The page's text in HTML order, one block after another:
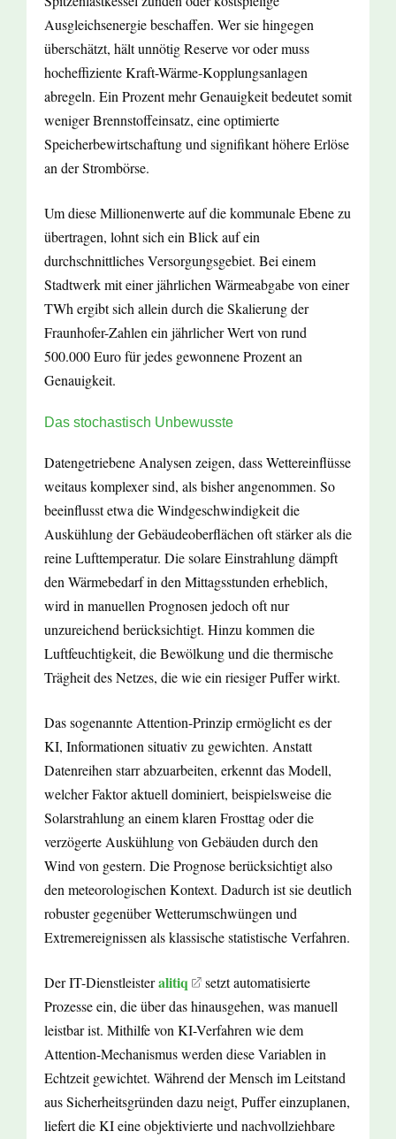
Ausgleichsenergie beschaffen. Wer sie hingegen
überschätzt, hält unnötig Reserve vor oder muss
hocheffiziente Kraft-Wärme-Kopplungsanlagen
abregeln. Ein Prozent mehr Genauigkeit bedeutet somit
weniger Brennstoffeinsatz, eine optimierte
Speicherbewirtschaftung und signifikant höhere Erlöse
an der Strombörse.
Um diese Millionenwerte auf die kommunale Ebene zu
übertragen, lohnt sich ein Blick auf ein
durchschnittliches Versorgungsgebiet. Bei einem
Stadtwerk mit einer jährlichen Wärmeabgabe von einer
TWh ergibt sich allein durch die Skalierung der
Fraunhofer-Zahlen ein jährlicher Wert von rund
500.000 Euro für jedes gewonnene Prozent an
Genauigkeit.
Das stochastisch Unbewusste
Datengetriebene Analysen zeigen, dass Wettereinflüsse
weitaus komplexer sind, als bisher angenommen. So
beeinflusst etwa die Windgeschwindigkeit die
Auskühlung der Gebäudeoberflächen oft stärker als die
reine Lufttemperatur. Die solare Einstrahlung dämpft
den Wärmebedarf in den Mittagsstunden erheblich,
wird in manuellen Prognosen jedoch oft nur
unzureichend berücksichtigt. Hinzu kommen die
Luftfeuchtigkeit, die Bewölkung und die thermische
Trägheit des Netzes, die wie ein riesiger Puffer wirkt.
Das sogenannte Attention-Prinzip ermöglicht es der
KI, Informationen situativ zu gewichten. Anstatt
Datenreihen starr abzuarbeiten, erkennt das Modell,
welcher Faktor aktuell dominiert, beispielsweise die
Solarstrahlung an einem klaren Frosttag oder die
verzögerte Auskühlung von Gebäuden durch den
Wind von gestern. Die Prognose berücksichtigt also
den meteorologischen Kontext. Dadurch ist sie deutlich
robuster gegenüber Wetterumschwüngen und
Extremereignissen als klassische statistische Verfahren.
Der IT-Dienstleisteralitiq
setzt automatisierte
Prozesse ein, die über das hinausgehen, was manuell
leistbar ist. Mithilfe von KI-Verfahren wie dem
Attention-Mechanismus werden diese Variablen in
Echtzeit gewichtet. Während der Mensch im Leitstand
aus Sicherheitsgründen dazu neigt, Puffer einzuplanen,
liefert die KI eine objektivierte und nachvollziehbare